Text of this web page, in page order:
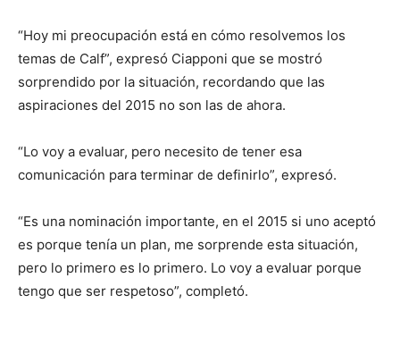
“Hoy mi preocupación está en cómo resolvemos los
temas de Calf”, expresó Ciapponi que se mostró
sorprendido por la situación, recordando que las
aspiraciones del 2015 no son las de ahora.
“Lo voy a evaluar, pero necesito de tener esa
comunicación para terminar de definirlo”, expresó.
“Es una nominación importante, en el 2015 si uno aceptó
es porque tenía un plan, me sorprende esta situación,
pero lo primero es lo primero. Lo voy a evaluar porque
tengo que ser respetoso”, completó.